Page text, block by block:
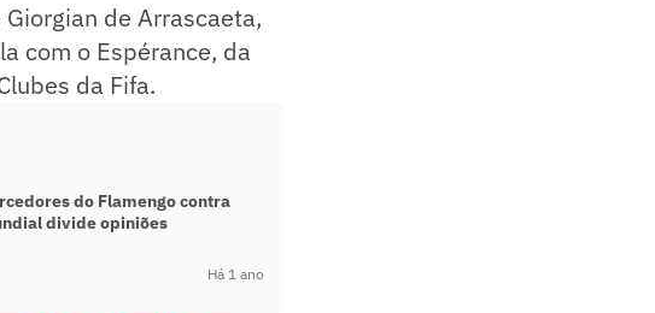
de Arrascaeta,
com o Espérance, da
da Fifa.
do Flamengo contra
divide opiniões
Há 1 ano